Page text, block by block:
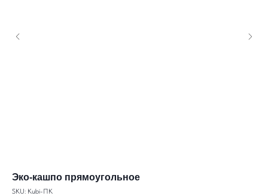
Эко-кашпо прямоугольное
SKU: Kubi-ПК